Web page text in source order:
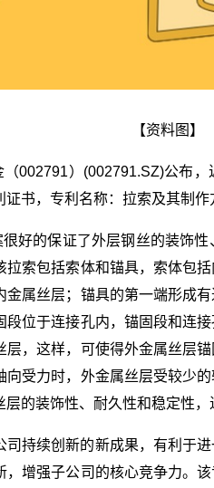
【资料图】
002791）(002791.SZ)公布
书，专利名称：拉索及其制
很好的保证了外层钢丝的装饰
索包括索体和锚具，索体包
金属丝层；锚具的第一端形成
段位于连接孔内，锚固段和连
层，这样，可使得外金属丝层
向受力时，外金属丝层受较少
的装饰性、耐久性和稳定性，
司持续创新的新成果，有利于
，增强子公司的核心竞争力。